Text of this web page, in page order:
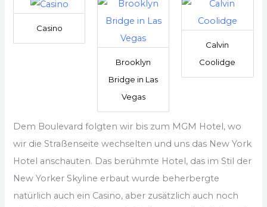
Casino
Brooklyn
Bridge in Las
Vegas
Calvin
Coolidge
Dem Boulevard folgten wir bis zum MGM Hotel, wo
wir die Straßenseite wechselten und uns das New York
Hotel anschauten. Das berühmte Hotel, das im Stil der
New Yorker Skyline erbaut wurde beherbergte
natürlich auch ein Casino, aber zusätzlich auch noch